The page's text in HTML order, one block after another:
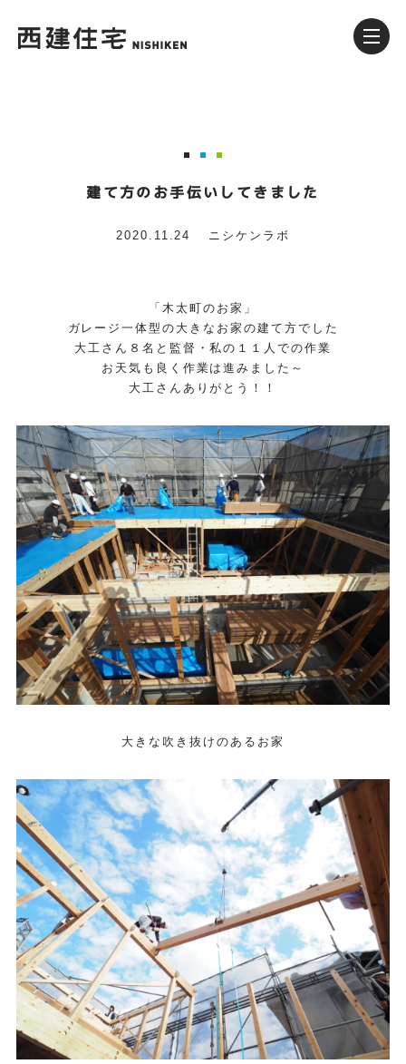
建て方のお手伝いしてきました
2020.11.24 ニシケンラボ
「木太町のお家」
ガレージ一体型の大きなお家の建て方でした
大工さん８名と監督・私の１１人での作業
お天気も良く作業は進みました～
大工さんありがとう！！
大きな吹き抜けのあるお家